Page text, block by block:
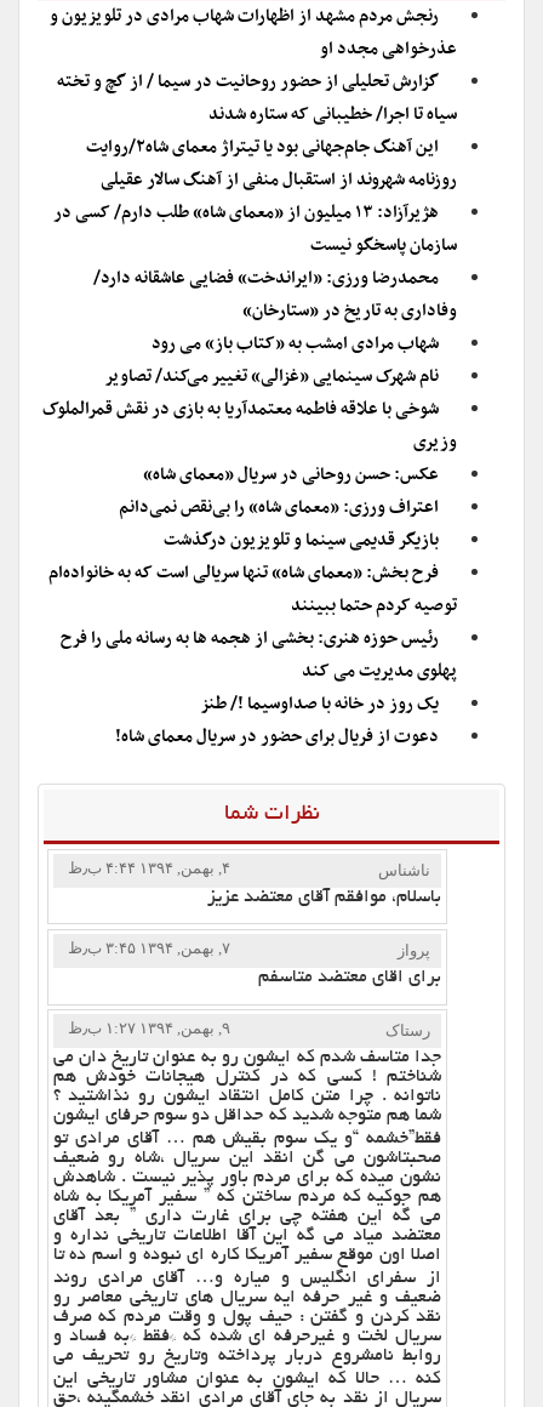
رنجش مردم مشهد از اظهارات شهاب مرادی در تلویزیون و
عذرخواهی مجدد او
گزارش تحلیلی از حضور روحانیت در سیما / از گچ و تخته
سیاه تا اجرا/ خطیبانی که ستاره شدند
این آهنگ جام‌جهانی بود یا تیتراژ معمای شاه۲/روایت
روزنامه شهروند از استقبال منفی از آهنگ سالار عقیلی
هژیرآزاد: ۱۳ میلیون از «معمای شاه» طلب دارم/ کسی در
سازمان پاسخگو نیست
محمدرضا ورزی: «ایراندخت» فضایی عاشقانه دارد/
وفاداری به تاریخ در «ستارخان»
شهاب مرادی امشب به «کتاب باز» می رود
نام شهرک سینمایی «غزالی» تغییر می‌کند/ تصاویر
شوخی با علاقه فاطمه معتمدآریا به بازی در نقش قمرالملوک
وزیری
عکس: حسن روحانی در سریال «معمای شاه»
اعتراف ورزی: «معمای شاه» را بی‌نقص نمی‌دانم
بازیگر قدیمی سینما و تلویزیون درگذشت
فرح بخش: «معمای شاه» تنها سریالی است که به خانواده‌ام
توصیه کردم حتما ببینند
رئیس حوزه هنری: بخشی از هجمه ها به رسانه ملی را فرح
پهلوی مدیریت می کند
یک روز در خانه با صداوسیما !/ طنز
دعوت از فریال برای حضور در سریال معمای شاه!
نظرات شما
ناشناس ۴, بهمن, ۱۳۹۴ ۴:۴۴ ب٫ظ
باسلام، موافقم آقای معتضد عزیز
پرواز ۷, بهمن, ۱۳۹۴ ۳:۴۵ ب٫ظ
برای اقای معتضد متاسفم
رستاک ۹, بهمن, ۱۳۹۴ ۱:۲۷ ب٫ظ
جدا متاسف شدم که ایشون رو به عنوان تاریخ دان می
شناختم ! کسی که در کنترل هیجانات خودش هم
ناتوانه . چرا متن کامل انتقاد ایشون رو نذاشتید ؟
شما هم متوجه شدید که حداقل دو سوم حرفای ایشون
فقط”خشمه “و یک سوم بقیش هم … آقای مرادی تو
صحبتاشون می گن انقد این سریال ،شاه رو ضعیف
نشون میده که برای مردم باور پذیر نیست . شاهدش
هم جوکیه که مردم ساختن که ” سفیر آمریکا به شاه
می گه این هفته چی برای غارت داری ” بعد آقای
معتضد میاد می گه این آقا اطلاعات تاریخی نداره و
اصلا اون موقع سفیر آمریکا کاره ای نبوده و اسم ده تا
از سفرای انگلیس و میاره و… آقای مرادی روند
ضعیف و غیر حرفه ایه سریال های تاریخی معاصر رو
نقد کردن و گفتن : حیف پول و وقت مردم که صرف
سریال لخت و غیرحرفه ای شده که *فقط *به فساد و
روابط نامشروع دربار پرداخته وتاریخ رو تحریف می
کنه … حالا که ایشون به عنوان مشاور تاریخی این
سریال از نقد به جای آقای مرادی انقد خشمگینه ،حق